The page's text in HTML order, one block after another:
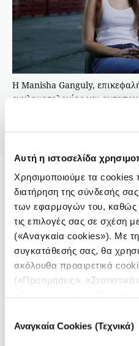
Αυτή η ιστοσελίδα
Χρησιμοποιούμε τα cookies
διατήρηση της σύνδεσής
των εφαρμογών του, καθώς
τις επιλογές σας σε σχέση
(«Αναγκαία cookies»). Με
συγκατάθεσής σας, θα
ακόλουθα προαιρετικά
(«Προτιμήσεις»,
συγκατάθεσης
Αναγκαία Cookies (Τεχνικά)
Η Manisha Ganguly,
εγκληματολογίας και
Guardian, μίλησε στο iMEdD
Φόρουμ Δημοσιογραφίας
Επιθέσεις σε όλον
freelancers στο
Το Σουδάν και το
δεύτερη θέση διεθνώς, με
δημοσιογράφων να
Στην πρώτη περίπτωση,
μαίνεται εδώ και δύο
νεκρό δημοσιογράφο από
εκτοξεύθηκαν», όπως